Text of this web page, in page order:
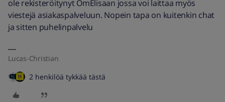
ole rekisteröitynyt OmElisaan jossa voi laittaa myös
viestejä asiakaspalveluun. Nopein tapa on kuitenkin chat
ja sitten puhelinpalvelu
Lucas-Christian
2 henkilöä tykkää tästä